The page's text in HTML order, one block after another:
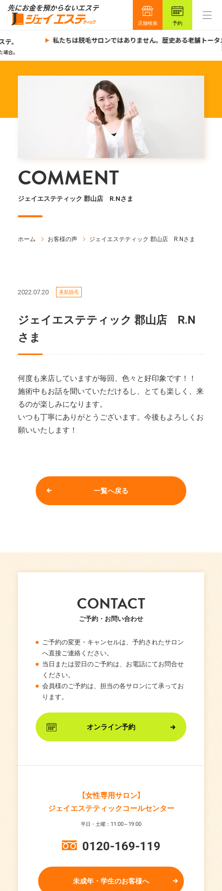
店舗検索 予約
。
合。
私たちは脱毛サロンではありません。歴史ある老舗トータ
COMMENT
ジェイエステティック 郡山店 R.Nさま
ホーム お客様の声 ジェイエステティック 郡山店 R.Nさま
2022.07.20 美肌脱毛
ジェイエステティック 郡山店 R.N
さま
何度も来店していますが毎回、色々と好印象です！！
施術中もお話を聞いていただけるし、とても楽しく、来
るのが楽しみになります。
いつも丁寧にありがとうございます。今後もよろしくお
願いいたします！
一覧へ戻る
CONTACT
ご予約・お問い合わせ
ご予約の変更・キャンセルは、予約されたサロン
へ直接ご連絡ください。
当日または翌日のご予約は、お電話にてお問合せ
ください。
会員様のご予約は、担当の各サロンにて承ってお
ります。
オンライン予約
【女性専用サロン】
ジェイエステティックコールセンター
平日・土曜：11:00～19:00
0120-169-119
未成年・学生のお客様へ